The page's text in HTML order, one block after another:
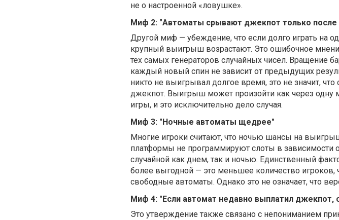
не о настроенной «ловушке».
Миф 2: "Автоматы срывают джекпот только после
Другой миф — убеждение, что если долго играть на
крупный выигрыш возрастают. Это ошибочное
тех самых генераторов случайных чисел. Вращение
каждый новый спин не зависит от предыдущих
никто не выигрывал долгое время, это не значит,
джекпот. Выигрыш может произойти как через одну
игры, и это исключительно дело случая.
Миф 3: "Ночные автоматы щедрее"
Многие игроки считают, что ночью шансы на
платформы не программируют слоты в зависимости
случайной как днем, так и ночью. Единственный
более выгодной — это меньшее количество игроков,
свободные автоматы. Однако это не означает, что
Миф 4: "Если автомат недавно выплатил джекпот,
Это утверждение также связано с непониманием